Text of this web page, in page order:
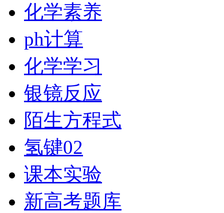
化学素养
ph计算
化学学习
银镜反应
陌生方程式
氢键02
课本实验
新高考题库